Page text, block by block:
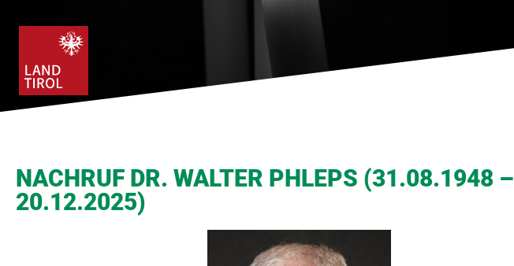
NACHRUF DR. WALTER PHLEPS (31.08.1948 –
20.12.2025)